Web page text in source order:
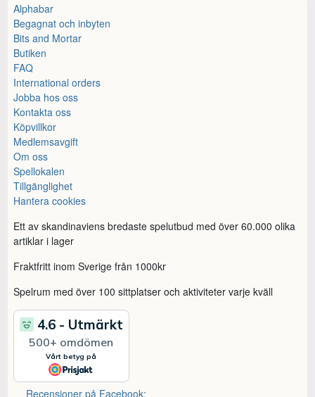
Alphabar
Begagnat och inbyten
Bits and Mortar
Butiken
FAQ
International orders
Jobba hos oss
Kontakta oss
Köpvillkor
Medlemsavgift
Om oss
Spellokalen
Tillgänglighet
Hantera cookies
Ett av skandinaviens bredaste spelutbud med över 60.000 olika
artiklar i lager
Fraktfritt inom Sverige från 1000kr
Spelrum med över 100 sittplatser och aktiviteter varje kväll
Recensioner på Facebook: